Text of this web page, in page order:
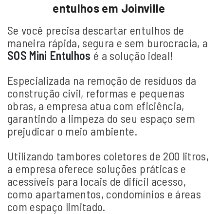
entulhos em Joinville​
Se você precisa descartar entulhos de
maneira rápida, segura e sem burocracia, a
SOS Mini Entulhos é a solução ideal!
Especializada na remoção de resíduos da
construção civil, reformas e pequenas
obras, a empresa atua com eficiência,
garantindo a limpeza do seu espaço sem
prejudicar o meio ambiente.
Utilizando tambores coletores de 200 litros,
a empresa oferece soluções práticas e
acessíveis para locais de difícil acesso,
como apartamentos, condomínios e áreas
com espaço limitado.